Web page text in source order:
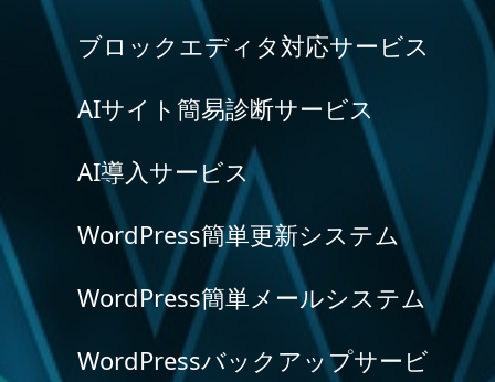
ブロックエディタ対応サービス
AIサイト簡易診断サービス
AI導入サービス
WordPress簡単更新システム
WordPress簡単メールシステム
WordPressバックアップサービ